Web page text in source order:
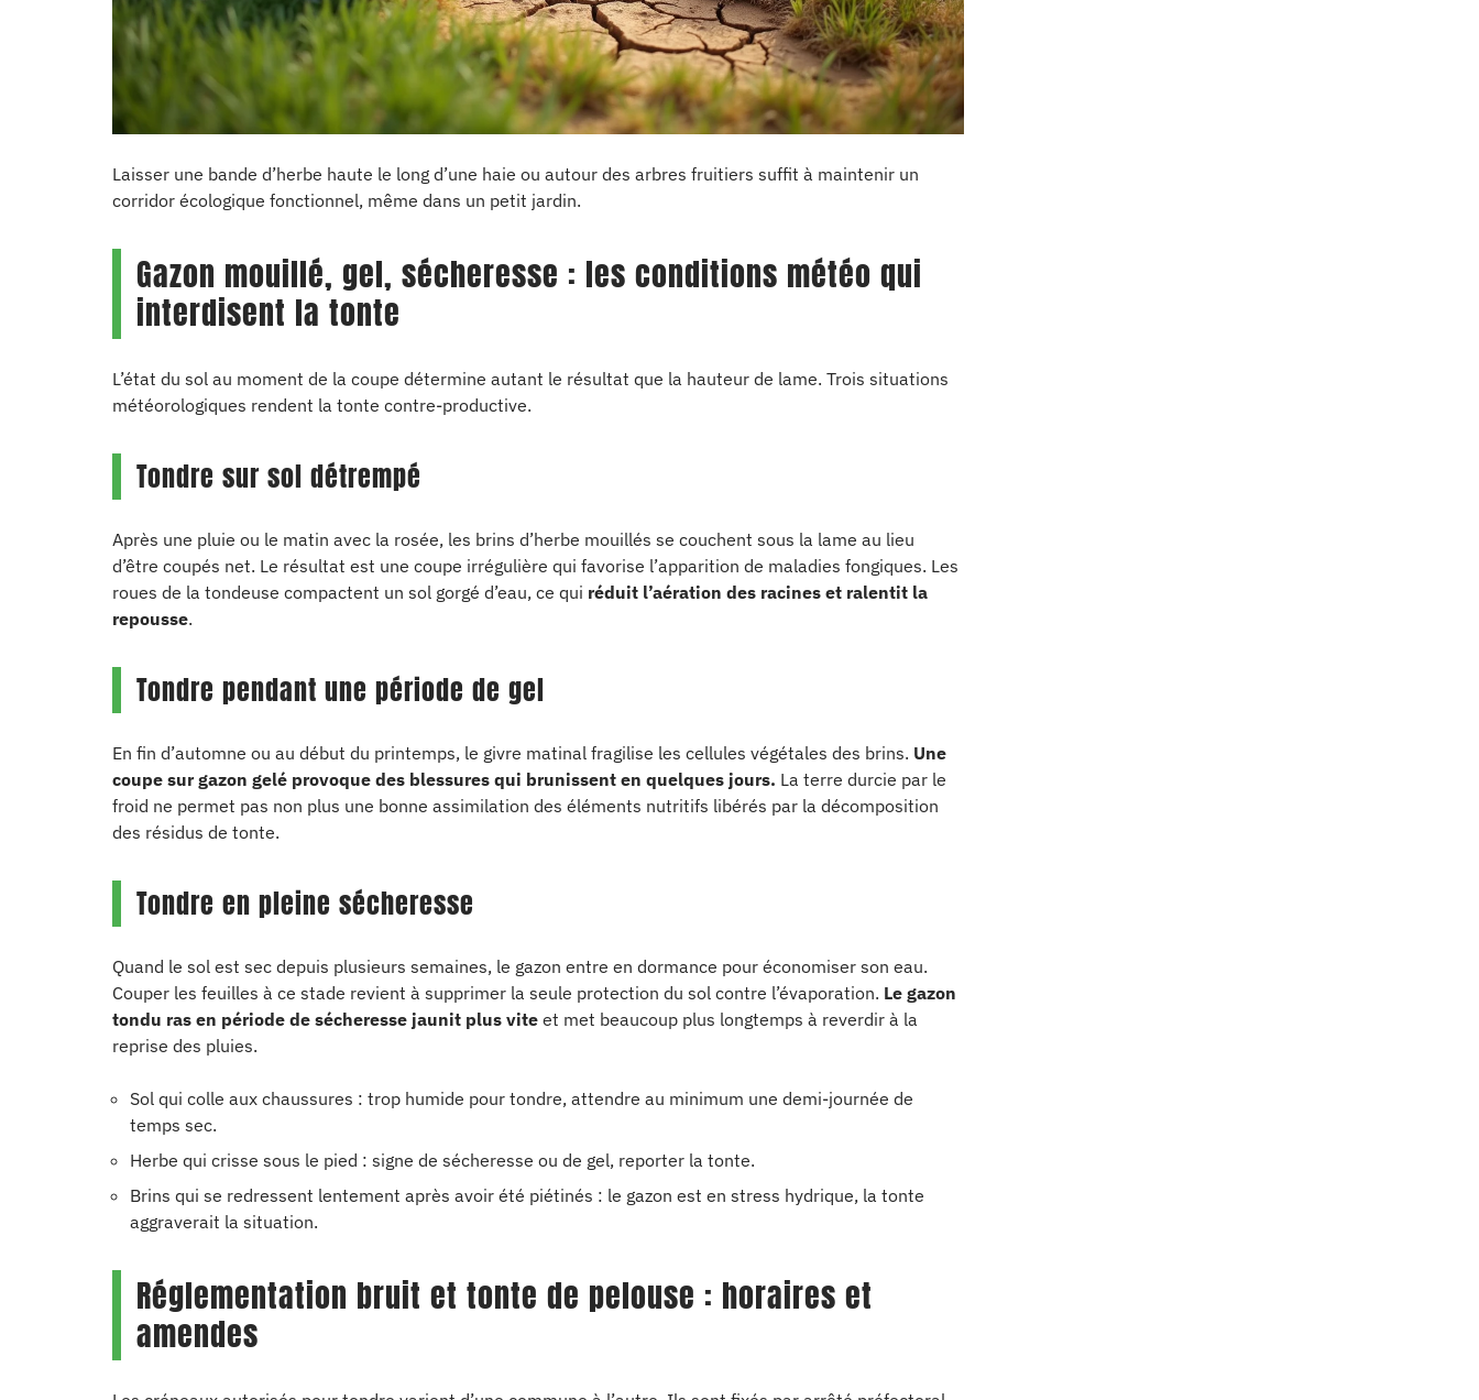
Laisser une bande d’herbe haute le long d’une haie ou autour des arbres fruitiers suffit à maintenir un
corridor écologique fonctionnel, même dans un petit jardin.
Gazon mouillé, gel, sécheresse : les conditions météo qui
interdisent la tonte
L’état du sol au moment de la coupe détermine autant le résultat que la hauteur de lame. Trois situations
météorologiques rendent la tonte contre-productive.
Tondre sur sol détrempé
Après une pluie ou le matin avec la rosée, les brins d’herbe mouillés se couchent sous la lame au lieu
d’être coupés net. Le résultat est une coupe irrégulière qui favorise l’apparition de maladies fongiques. Les
roues de la tondeuse compactent un sol gorgé d’eau, ce qui réduit l’aération des racines et ralentit la
repousse.
Tondre pendant une période de gel
En fin d’automne ou au début du printemps, le givre matinal fragilise les cellules végétales des brins. Une
coupe sur gazon gelé provoque des blessures qui brunissent en quelques jours. La terre durcie par le
froid ne permet pas non plus une bonne assimilation des éléments nutritifs libérés par la décomposition
des résidus de tonte.
Tondre en pleine sécheresse
Quand le sol est sec depuis plusieurs semaines, le gazon entre en dormance pour économiser son eau.
Couper les feuilles à ce stade revient à supprimer la seule protection du sol contre l’évaporation. Le gazon
tondu ras en période de sécheresse jaunit plus vite et met beaucoup plus longtemps à reverdir à la
reprise des pluies.
Sol qui colle aux chaussures : trop humide pour tondre, attendre au minimum une demi-journée de
temps sec.
Herbe qui crisse sous le pied : signe de sécheresse ou de gel, reporter la tonte.
Brins qui se redressent lentement après avoir été piétinés : le gazon est en stress hydrique, la tonte
aggraverait la situation.
Réglementation bruit et tonte de pelouse : horaires et
amendes